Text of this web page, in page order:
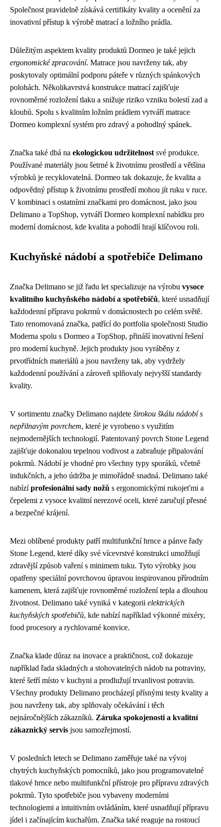
Společnost pravidelně získává certifikáty kvality a ocenění za
inovativní přístup k výrobě matrací a ložního prádla.
Důležitým aspektem kvality produktů Dormeo je také jejich
ergonomické zpracování. Matrace jsou navrženy tak, aby
poskytovaly optimální podporu páteře v různých spánkových
polohách. Několikavrstvá konstrukce matrací zajišťuje
rovnoměrné rozložení tlaku a snižuje riziko vzniku bolestí zad a
kloubů. Spolu s kvalitním ložním prádlem vytváří matrace
Dormeo komplexní systém pro zdravý a pohodlný spánek.
Značka také dbá na ekologickou udržitelnost své produkce.
Používané materiály jsou šetrné k životnímu prostředí a většina
výrobků je recyklovatelná. Dormeo tak dokazuje, že kvalita a
odpovědný přístup k životnímu prostředí mohou jít ruku v ruce.
V kombinaci s ostatními značkami pro domácnost, jako jsou
Delimano a TopShop, vytváří Dormeo komplexní nabídku pro
moderní domácnost, kde kvalita a pohodlí hrají klíčovou roli.
Kuchyňské nádobí a spotřebiče Delimano
Značka Delimano se již řadu let specializuje na výrobu vysoce
kvalitního kuchyňského nádobí a spotřebičů, které usnadňují
každodenní přípravu pokrmů v domácnostech po celém světě.
Tato renomovaná značka, patřící do portfolia společnosti Studio
Moderna spolu s Dormeo a TopShop, přináší inovativní řešení
pro moderní kuchyně. Jejich produkty jsou vyráběny z
prvotřídních materiálů a jsou navrženy tak, aby vydržely
každodenní používání a zároveň splňovaly nejvyšší standardy
kvality.
V sortimentu značky Delimano najdete širokou škálu nádobí s
nepřilnavým povrchem, které je vyrobeno s využitím
nejmodernějších technologií. Patentovaný povrch Stone Legend
zajišťuje dokonalou tepelnou vodivost a zabraňuje připalování
pokrmů. Nádobí je vhodné pro všechny typy sporáků, včetně
indukčních, a jeho údržba je mimořádně snadná. Delimano také
nabízíprofesionální sady nožů s ergonomickými rukojeťmi a
čepelemi z vysoce kvalitní nerezové oceli, které zaručují přesné
a bezpečné krájení.
Mezi oblíbené produkty patří multifunkční hrnce a pánve řady
Stone Legend, které díky své vícevrstvé konstrukci umožňují
zdravější způsob vaření s minimem tuku. Tyto výrobky jsou
opatřeny speciální povrchovou úpravou inspirovanou přírodním
kamenem, která zajišťuje rovnoměrné rozložení tepla a dlouhou
životnost. Delimano také vyniká v kategorii elektrických
kuchyňských spotřebičů, kde nabízí například výkonné mixéry,
food procesory a rychlovarné konvice.
Značka klade důraz na inovace a praktičnost, což dokazuje
například řada skladných a stohovatelných nádob na potraviny,
které šetří místo v kuchyni a prodlužují trvanlivost potravin.
Všechny produkty Delimano procházejí přísnými testy kvality a
jsou navrženy tak, aby splňovaly očekávání i těch
nejnáročnějších zákazníků. Záruka spokojenosti a kvalitní
zákaznický servis jsou samozřejmostí.
V posledních letech se Delimano zaměřuje také na vývoj
chytrých kuchyňských pomocníků, jako jsou programovatelné
tlakové hrnce nebo multifunkční přístroje pro přípravu zdravých
pokrmů. Tyto spotřebiče jsou vybaveny moderními
technologiemi a intuitivním ovládáním, které usnadňují přípravu
jídel i začínajícím kuchařům. Značka také reaguje na rostoucí